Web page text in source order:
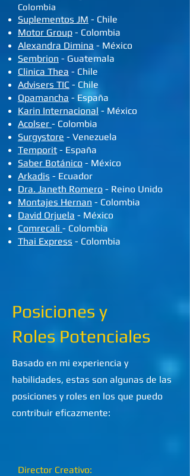
Colombia
Suplementos JM - Chile
Motor Group - Colombia
Alexandra Dimina - México
Sembrion - Guatemala
Clinica Thea - Chile
Advisers TIC - Chile
Opamancha - España
Karin Internacional - México
Acolser - Colombia
Surgystore - Venezuela
Temporit- España
Saber Botánico - México
Arkadis - Ecuador
Dra. Janeth Romero - Reino Unido
Montajes Hernan - Colombia
David Orjuela - México
Comrecali - Colombia
Thai Express - Colombia
Posiciones y
Roles Potenciales
Basado en mi experiencia y
habilidades, estas son algunas de las
posiciones y roles en los que puedo
contribuir eficazmente:
Director Creativo: